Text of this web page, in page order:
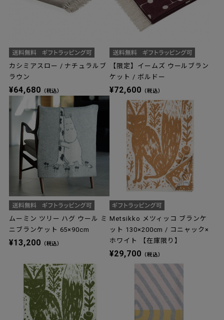
カシミアスロー / ナチュラルブ
ラウン
¥64,680 （税込）
【限定】イームズ ウールブラン
ケット / ボルドー
¥72,600 （税込）
ムーミン ツリー ハグ ウール ミ
ニブランケット 65×90cm
¥13,200 （税込）
Metsikko メツィッコ ブランケ
ット 130×200cm / コニャック×
ホワイト 【在庫限り】
¥29,700 （税込）